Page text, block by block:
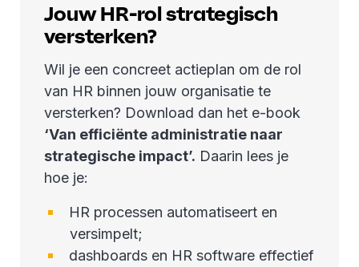
Jouw HR-rol strategisch
versterken?
Wil je een concreet actieplan om de rol
van HR binnen jouw organisatie te
versterken? Download dan het e-book
‘Van efficiënte administratie naar
strategische impact’. Daarin lees je
hoe je:
HR processen automatiseert en
versimpelt;
dashboards en HR software effectief